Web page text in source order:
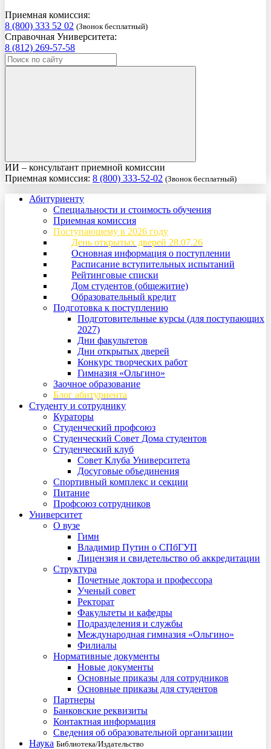
Приемная комиссия:
8 (800) 333 52 02 (Звонок бесплатный)
Справочная Университета:
8 (812) 269-57-58
ИИ – консультант приемной комиссии
Приемная комиссия: 8 (800) 333-52-02 (Звонок бесплатный)
Абитуриенту
Специальности и стоимость обучения
Приемная комиссия
Поступающему в 2026 году
День открытых дверей 28.07.26
Основная информация о поступлении
Расписание вступительных испытаний
Рейтинговые списки
Дом студентов (общежитие)
Образовательный кредит
Подготовка к поступлению
Подготовительные курсы (для поступающих
2027)
Дни факультетов
Дни открытых дверей
Конкурс творческих работ
Гимназия «Ольгино»
Заочное образование
Блог абитуриента
Студенту и сотруднику
Кураторы
Студенческий профсоюз
Студенческий Совет Дома студентов
Студенческий клуб
Совет Клуба Университета
Досуговые объединения
Спортивный комплекс и секции
Питание
Профсоюз сотрудников
Университет
О вузе
Гимн
Владимир Путин о СПбГУП
Лицензия и свидетельство об аккредитации
Структура
Почетные доктора и профессора
Ученый совет
Ректорат
Факультеты и кафедры
Подразделения и службы
Международная гимназия «Ольгино»
Филиалы
Нормативные документы
Новые документы
Основные приказы для сотрудников
Основные приказы для студентов
Партнеры
Банковские реквизиты
Контактная информация
Сведения об образовательной организации
Наука Библиотека/Издательство